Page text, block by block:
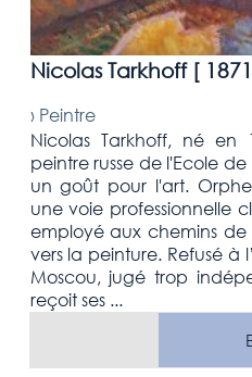
Nicolas Tarkhoff [
› Peintre
Nicolas Tarkhoff, né en
peintre russe de l'Ecole
un goût pour l'art.
une voie professionnelle
employé aux chemins de
vers la peinture. Refusé à
Moscou, jugé trop
reçoit ses ...